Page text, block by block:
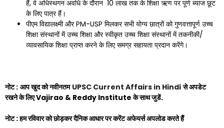
हैं, वे अधिस्थगन अवधि के दौरान ₹ 10 लाख तक के शिक्षा ऋण पर पूर्ण ब्याज छूट
के लिए पात्र हैं।
पीएम विद्यालक्ष्मी और PM-USP मिलकर सभी योग्य छात्रों को गुणवत्तापूर्ण उच्च
शिक्षा संस्थानों में उच्च शिक्षा और स्वीकृत उच्च शिक्षा संस्थानों में तकनीकी/
व्यावसायिक शिक्षा प्राप्त करने के लिए समग्र सहायता प्रदान करेंगे।
नोट : आप खुद को नवीनतम UPSC Current Affairs in Hindi से अपडेट
रखने के लिएVajirao & Reddy Instituteके साथ जुडें.
नोट :हम रविवार को छोड़कर दैनिक आधार पर करेंट अफेयर्स अपलोड करते हैं